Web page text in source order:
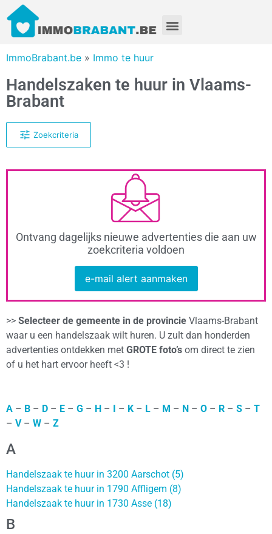
ImmoBrabant.be » Immo te huur
Handelszaken te huur in Vlaams-
Brabant
Zoekcriteria
Ontvang dagelijks nieuwe advertenties die aan uw
zoekcriteria voldoen
e-mail alert aanmaken
>> Selecteer de gemeente in de provincie Vlaams-Brabant
waar u een handelszaak wilt huren. U zult dan honderden
advertenties ontdekken met GROTE foto’s om direct te zien
of u het hart ervoor heeft <3 !
A – B – D – E – G – H – I – K – L – M – N – O – R – S – T
– V– W – Z
A
Handelszaak te huur in 3200 Aarschot (5)
Handelszaak te huur in 1790 Affligem (8)
Handelszaak te huur in 1730 Asse (18)
B